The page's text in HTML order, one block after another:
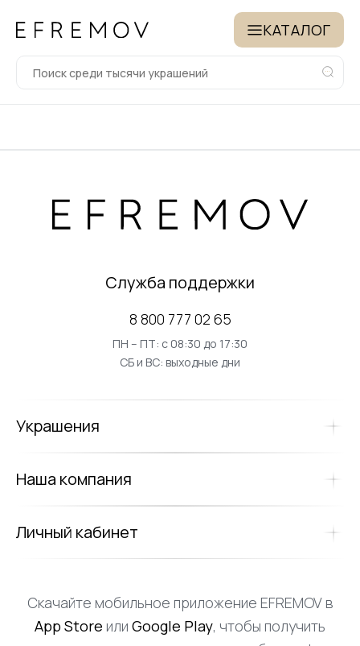
КАТАЛОГ
Служба поддержки
8 800 777 02 65
ПН – ПТ: с 08:30 до 17:30
СБ и ВС: выходные дни
Украшения
Наша компания
Личный кабинет
Скачайте мобильное приложение EFREMOV в
App Store или Google Play, чтобы получить